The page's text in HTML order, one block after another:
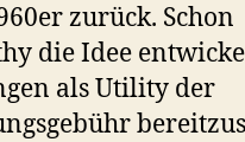
zurück. Schon
die Idee
als Utility der